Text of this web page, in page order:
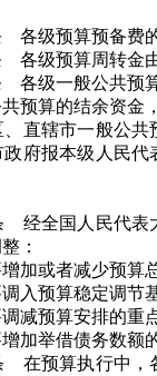
级预算预备费的
级预算周转金由
一般公共预算
算的结余资金
辖市一般公共预
政府报本级人民
国人民代表大
：
或者减少预算总
预算稳定调节基
预算安排的重点
举借债务数额的
算执行中，各